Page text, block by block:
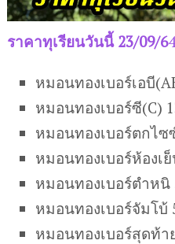
ราคาทุเรียนวันนี้ 23/09/64
หมอนทองเบอร์เอบี
หมอนทองเบอร์ซี(C)
หมอนทองเบอร์ตกไซ
หมอนทองเบอร์ห้องเ
หมอนทองเบอร์ตำหนิ
หมอนทองเบอร์จัมโบ้
หมอนทองเบอร์สุดท้า